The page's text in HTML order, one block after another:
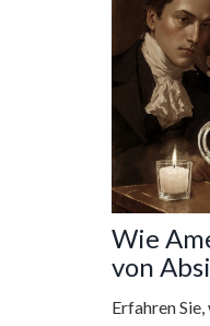
Wie
von
Erfahren